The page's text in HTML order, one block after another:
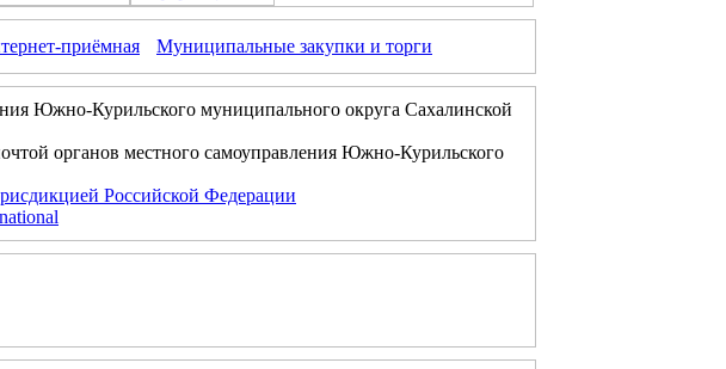
приёмная Муниципальные закупки и торги
Южно-Курильского муниципального округа Сахалинской
органов местного самоуправления Южно-Курильского
Российской Федерации